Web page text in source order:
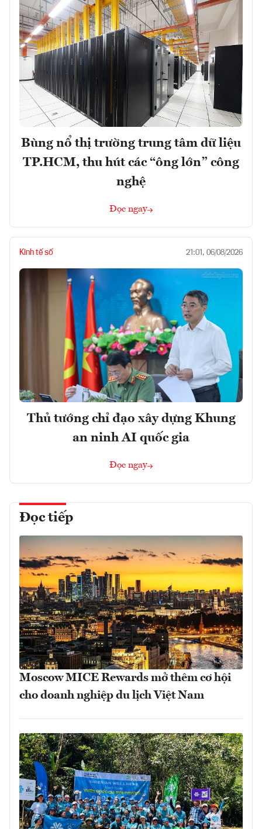
Bùng nổ thị trường trung tâm dữ liệu
TP.HCM, thu hút các “ông lớn” công
nghệ
Đọc ngay
Kinh tế số 21:01, 06/08/2026
Thủ tướng chỉ đạo xây dựng Khung
an ninh AI quốc gia
Đọc ngay
Đọc tiếp
Moscow MICE Rewards mở thêm cơ hội
cho doanh nghiệp du lịch Việt Nam